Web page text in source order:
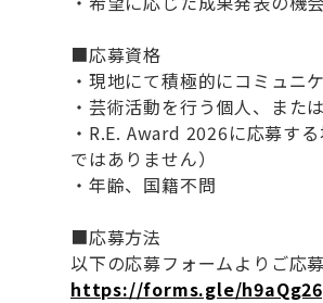
■応募資格
・現地にて積極的にコミュニ
・芸術活動を行う個人、また
・R.E. Award 2026に応募す
ではありません）
・年齢、国籍不問
■応募方法
以下の応募フォームよりご応
https://forms.gle/